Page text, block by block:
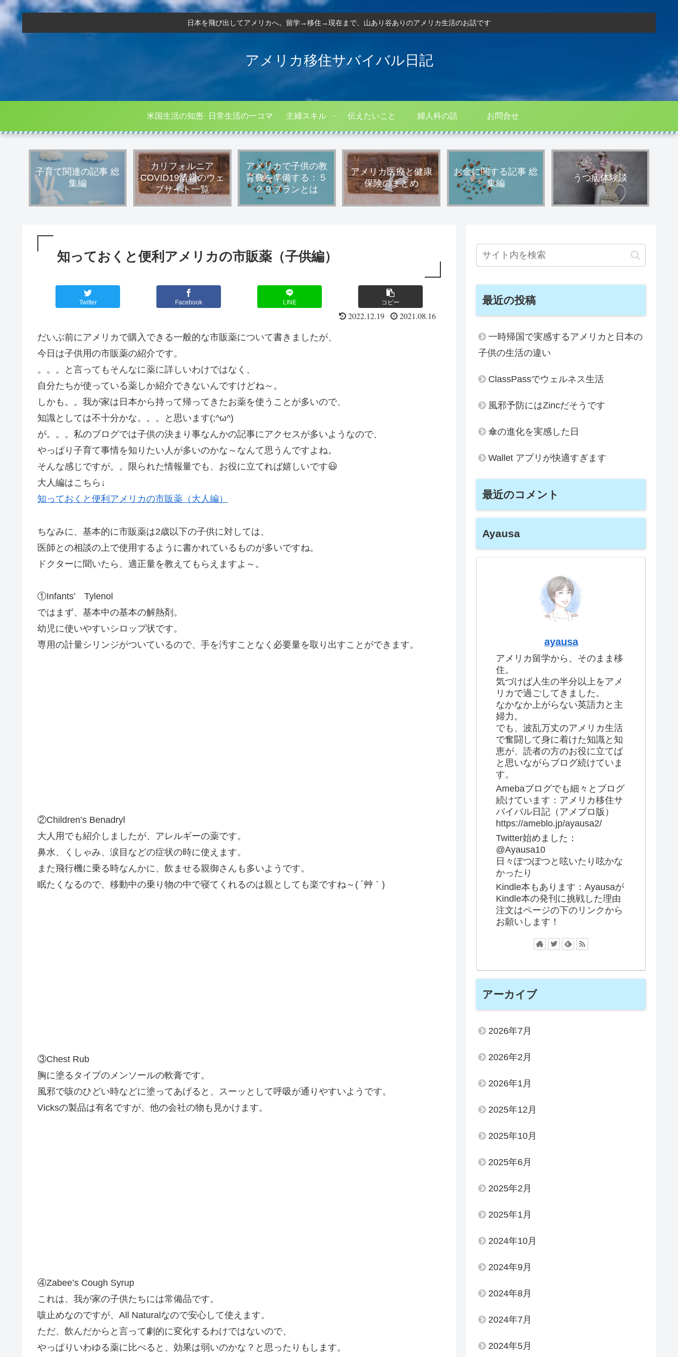
日本を飛び出してアメリカへ。留学→移住→現在まで、山あり谷ありのアメリカ生活のお話です
アメリカ移住サバイバル日記
米国生活の知恵 日常生活の一コマ 主婦スキル 伝えたいこと 婦人科の話 お問合せ
子育て関連の記事 総
集編
カリフォルニア
COVID19情報のウェ
ブサイト一覧
アメリカで子供の教
育費を準備する：５
２９プランとは
アメリカ医療と健康
保険のまとめ
お金に関する記事 総
集編
うつ病体験談
知っておくと便利アメリカの市販薬（子供編）
Twitter Facebook LINE コピー
2022.12.19 2021.08.16
だいぶ前にアメリカで購入できる一般的な市販薬について書きましたが、
今日は子供用の市販薬の紹介です。
。。。と言ってもそんなに薬に詳しいわけではなく、
自分たちが使っている薬しか紹介できないんですけどね～。
しかも。。我が家は日本から持って帰ってきたお薬を使うことが多いので、
知識としては不十分かな。。。と思います(;^ω^)
が。。。私のブログでは子供の決まり事なんかの記事にアクセスが多いようなので、
やっぱり子育て事情を知りたい人が多いのかな～なんて思うんですよね。
そんな感じですが。。限られた情報量でも、お役に立てれば嬉しいです😃
大人編はこちら↓
知っておくと便利アメリカの市販薬（大人編）
ちなみに、基本的に市販薬は2歳以下の子供に対しては、
医師との相談の上で使用するように書かれているものが多いですね。
ドクターに聞いたら、適正量を教えてもらえますよ～。
①Infants’ Tylenol
ではまず、基本中の基本の解熱剤。
幼児に使いやすいシロップ状です。
専用の計量シリンジがついているので、手を汚すことなく必要量を取り出すことができます。
②Children’s Benadryl
大人用でも紹介しましたが、アレルギーの薬です。
鼻水、くしゃみ、涙目などの症状の時に使えます。
また飛行機に乗る時なんかに、飲ませる親御さんも多いようです。
眠たくなるので、移動中の乗り物の中で寝てくれるのは親としても楽ですね～( ´艸｀)
③Chest Rub
胸に塗るタイプのメンソールの軟膏です。
風邪で咳のひどい時などに塗ってあげると、スーッとして呼吸が通りやすいようです。
Vicksの製品は有名ですが、他の会社の物も見かけます。
④Zabee’s Cough Syrup
これは、我が家の子供たちには常備品です。
咳止めなのですが、All Naturalなので安心して使えます。
ただ、飲んだからと言って劇的に変化するわけではないので、
やっぱりいわゆる薬に比べると、効果は弱いのかな？と思ったりもします。
最近の投稿
一時帰国で実感するアメリカと日本の
子供の生活の違い
ClassPassでウェルネス生活
風邪予防にはZincだそうです
傘の進化を実感した日
Wallet アプリが快適すぎます
最近のコメント
Ayausa
ayausa
アメリカ留学から、そのまま移
住。
気づけば人生の半分以上をアメ
リカで過ごしてきました。
なかなか上がらない英語力と主
婦力。
でも、波乱万丈のアメリカ生活
で奮闘して身に着けた知識と知
恵が、読者の方のお役に立てば
と思いながらブログ続けていま
す。
Amebaブログでも細々とブログ
続けています：アメリカ移住サ
バイバル日記（アメブロ版）
https://ameblo.jp/ayausa2/
Twitter始めました：
@Ayausa10
日々ぽつぽつと呟いたり呟かな
かったり
Kindle本もあります：Ayausaが
Kindle本の発刊に挑戦した理由
注文はページの下のリンクから
お願いします！
アーカイブ
2026年7月
2026年2月
2026年1月
2025年12月
2025年10月
2025年6月
2025年2月
2025年1月
2024年10月
2024年9月
2024年8月
2024年7月
2024年5月